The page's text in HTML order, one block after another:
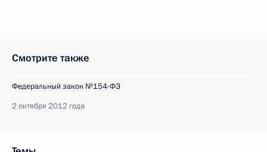
Смотрите также
Федеральный закон №154-ФЗ
2 октября 2012 года